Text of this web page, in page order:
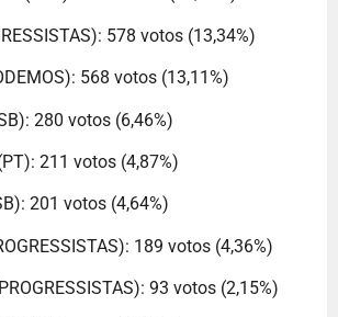
578 votos (13,34%)
568 votos (13,11%)
280 votos (6,46%)
211 votos (4,87%)
201 votos (4,64%)
189 votos (4,36%)
93 votos (2,15%)